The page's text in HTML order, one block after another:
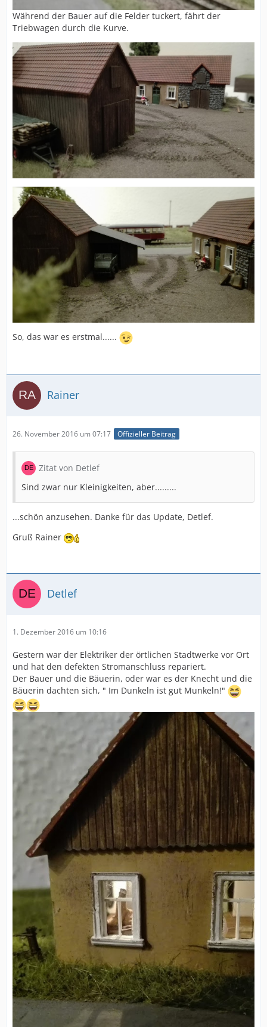
Während der Bauer auf die Felder tuckert, fährt der
Triebwagen durch die Kurve.
So, das war es erstmal......
Rainer
26. November 2016 um 07:17 Offizieller Beitrag
Zitat von Detlef
Sind zwar nur Kleinigkeiten, aber.........
...schön anzusehen. Danke für das Update, Detlef.
Gruß Rainer
Detlef
1. Dezember 2016 um 10:16
Gestern war der Elektriker der örtlichen Stadtwerke vor Ort
und hat den defekten Stromanschluss repariert.
Der Bauer und die Bäuerin, oder war es der Knecht und die
Bäuerin dachten sich, " Im Dunkeln ist gut Munkeln!"